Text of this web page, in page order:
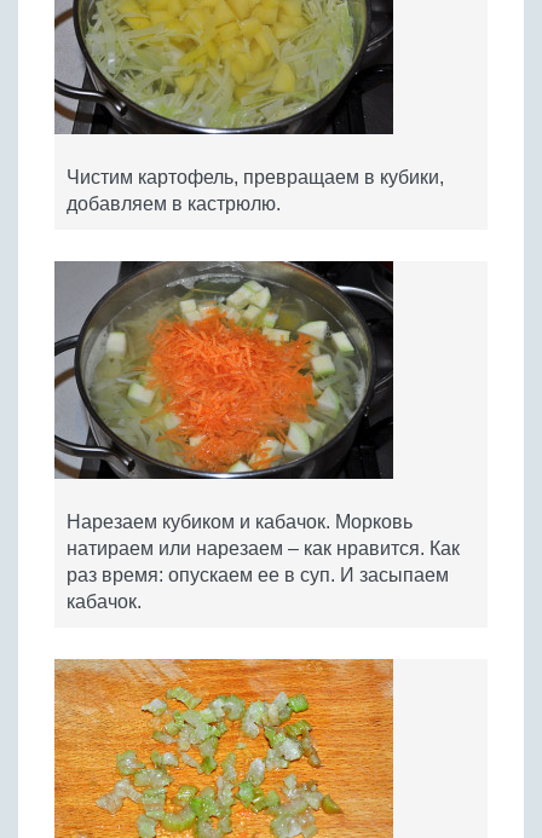
Чистим картофель, превращаем в кубики,
добавляем в кастрюлю.
Нарезаем кубиком и кабачок. Морковь
натираем или нарезаем – как нравится. Как
раз время: опускаем ее в суп. И засыпаем
кабачок.